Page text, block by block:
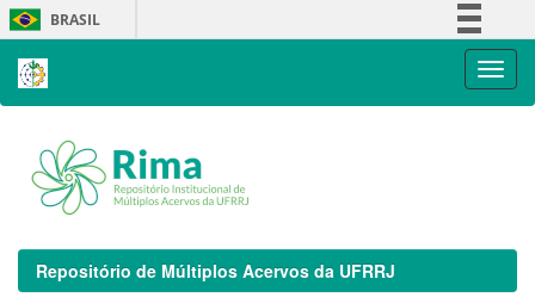
Skip
navigation
BRASIL
Repositório de Múltiplos Acervos da UFRRJ